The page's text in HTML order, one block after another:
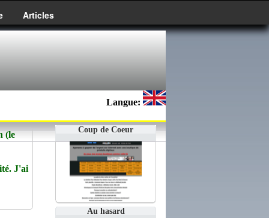
Articles
Langue:
Coup de Coeur
Au hasard
(le
J'ai